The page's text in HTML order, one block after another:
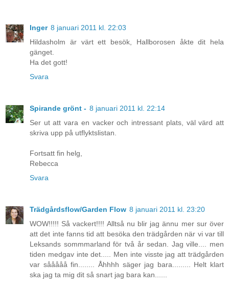
Inger 8 januari 2011 kl. 22:03
Hildasholm är värt ett besök, Hallborosen åkte dit hela
gänget.
Ha det gott!
Svara
Spirande grönt - 8 januari 2011 kl. 22:14
Ser ut att vara en vacker och intressant plats, väl värd att
skriva upp på utflyktslistan.
Fortsatt fin helg,
Rebecca
Svara
Trädgårdsflow/Garden Flow 8 januari 2011 kl. 23:20
WOW!!!!! Så vackert!!!! Alltså nu blir jag ännu mer sur över
att det inte fanns tid att besöka den trädgården när vi var till
Leksands sommmarland för två år sedan. Jag ville.... men
tiden medgav inte det..... Men inte visste jag att trädgården
var sååååå fin........ Åhhhh säger jag bara......... Helt klart
ska jag ta mig dit så snart jag bara kan......